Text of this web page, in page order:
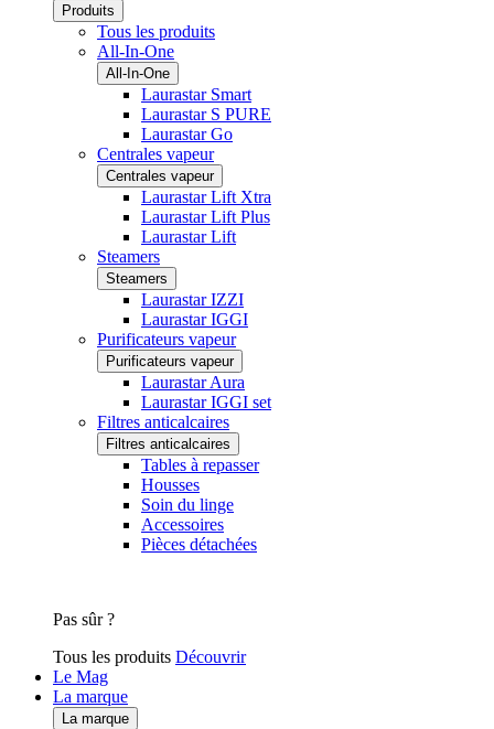
Produits
Tous les produits
All-In-One
All-In-One
Laurastar Smart
Laurastar S PURE
Laurastar Go
Centrales vapeur
Centrales vapeur
Laurastar Lift Xtra
Laurastar Lift Plus
Laurastar Lift
Steamers
Steamers
Laurastar IZZI
Laurastar IGGI
Purificateurs vapeur
Purificateurs vapeur
Laurastar Aura
Laurastar IGGI set
Filtres anticalcaires
Filtres anticalcaires
Tables à repasser
Housses
Soin du linge
Accessoires
Pièces détachées
Pas sûr ?
Tous les produits Découvrir
Le Mag
La marque
La marque